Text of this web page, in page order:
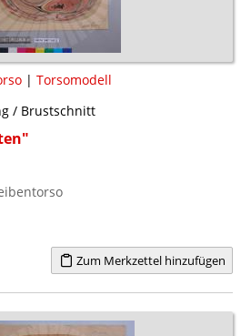
| Torsomodell
/ Brustschnitt
Zum Merkzettel hinzufügen